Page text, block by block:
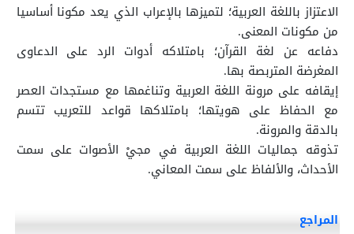
الاعتزاز باللغة العربية؛ لتميزها بالإعراب الذي يعد مكونا أساسيا
من مكونات المعنى.
دفاعه عن لغة القرآن؛ بامتلاكه أدوات الرد على الدعاوى
المغرضة المتربصة بها.
إيقافه على مرونة اللغة العربية وتناغمها مع مستجدات العصر
مع الحفاظ على هويتها؛ بامتلاكها قواعد للتعريب تتسم
بالدقة والمرونة.
تذوقه جماليات اللغة العربية في مجيْ الأصوات على سمت
الأحداث، والألفاظ على سمت المعاني.
المراجع